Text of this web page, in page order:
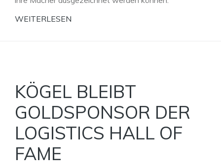
WEITERLESEN
KÖGEL BLEIBT
GOLDSPONSOR DER
LOGISTICS HALL OF
FAME